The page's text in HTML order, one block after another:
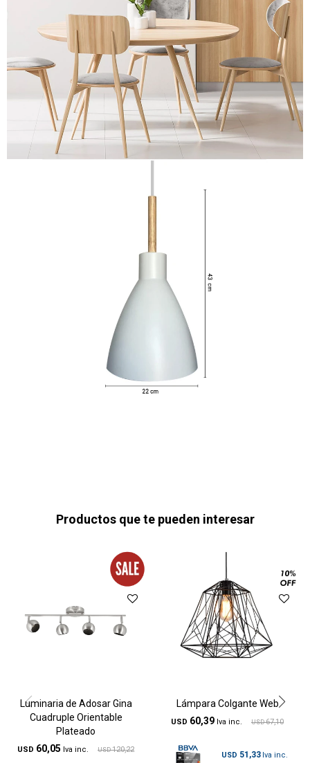
Productos que te pueden interesar
Luminaria de Adosar Gina
Cuadruple Orientable
Plateado
USD 60,05 USD 120,22
Lámpara Colgante Web
USD 60,39 USD 67,10
USD 51,33